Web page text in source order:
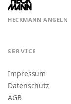
HECKMANN ANGELN
SERVICE
Impressum
Datenschutz
AGB